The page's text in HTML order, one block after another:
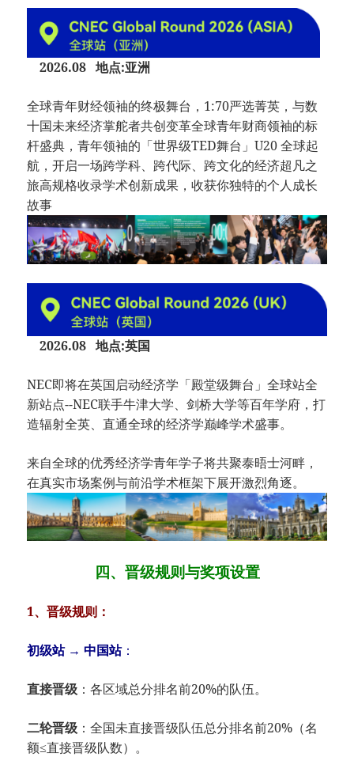
2026.08 地点:亚洲
全球青年财经领袖的终极舞台，1:70严选菁英，与数
十国未来经济掌舵者共创变革全球青年财商领袖的标
杆盛典，青年领袖的「世界级TED舞台」U20 全球起
航，开启一场跨学科、跨代际、跨文化的经济超凡之
旅高规格收录学术创新成果，收获你独特的个人成长
故事
2026.08 地点:英国
NEC即将在英国启动经济学「殿堂级舞台」全球站全
新站点--NEC联手牛津大学、剑桥大学等百年学府，打
造辐射全英、直通全球的经济学巅峰学术盛事。
来自全球的优秀经济学青年学子将共聚泰晤士河畔，
在真实市场案例与前沿学术框架下展开激烈角逐。
四、晋级规则与奖项设置
​1、晋级规则：​
初级站 → 中国站​​：
直接晋级​ ​：各区域总分排名前20%的队伍。
二轮晋级​ ​：全国未直接晋级队伍总分排名前20%（名
额≤直接晋级队数）。